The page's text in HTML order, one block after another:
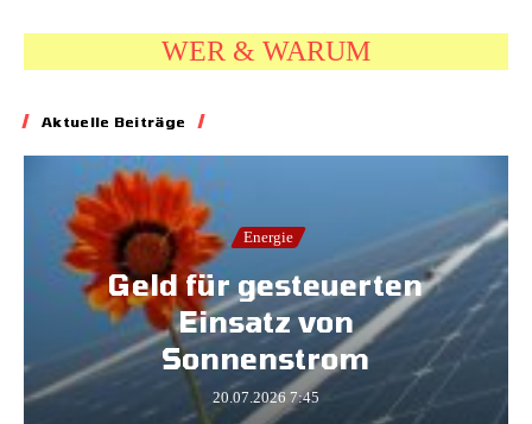
WER & WARUM
Aktuelle Beiträge
Energie
Geld für gesteuerten
Einsatz von
Sonnenstrom
20.07.2026 7:45